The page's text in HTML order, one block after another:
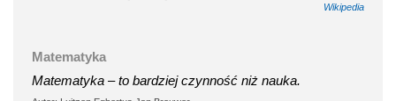
Wikipedia
Matematyka
Matematyka – to bardziej czynność niż nauka.